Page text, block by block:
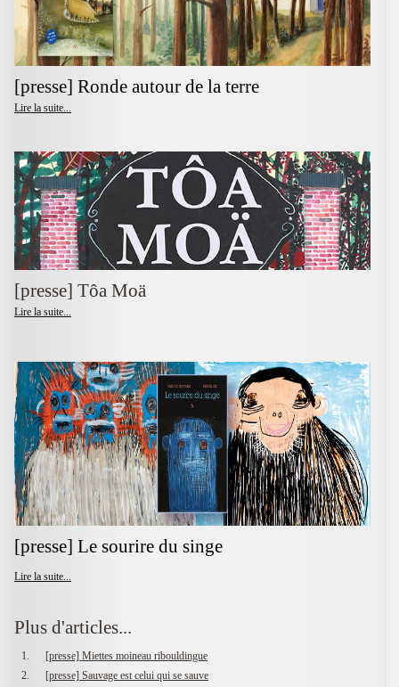
[presse] Ronde autour de la terre
Lire la suite...
[presse] Tôa Moä
Lire la suite...
[presse] Le sourire du singe
Lire la suite...
Plus d'articles...
[presse] Miettes moineau ribouldingue
[presse] Sauvage est celui qui se sauve